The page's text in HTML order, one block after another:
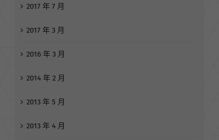
2017 年 7 月
2017 年 3 月
2016 年 3 月
2014 年 2 月
2013 年 5 月
2013 年 4 月